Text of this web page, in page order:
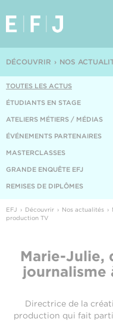
NOS
DÉCOUVRIR
TOUTES LES ACTUS
ÉTUDIANTS EN STAGE
ATELIERS MÉTIERS / MÉDIAS
ÉVÉNEMENTS PARTENAIRES
MASTERCLASSES
GRANDE ENQUÊTE EFJ
REMISES DE DIPLÔMES
EFJ Découvrir Nos actualités
production TV
Marie-Julie,
journalisme
Directrice de la
production qui fait